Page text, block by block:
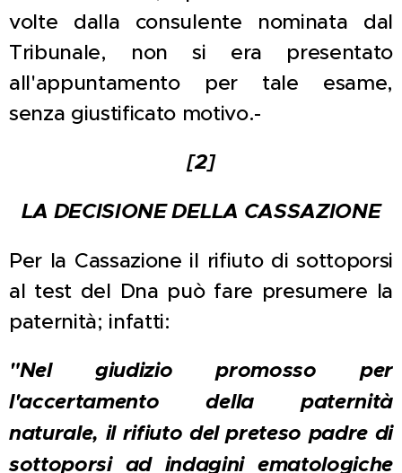
volte dalla consulente nominata dal
Tribunale, non si era presentato
all'appuntamento per tale esame,
senza giustificato motivo.-
[2]
LA DECISIONE DELLA CASSAZIONE
Per la Cassazione il rifiuto di sottoporsi
al test del Dna può fare presumere la
paternità; infatti:
"Nel giudizio promosso per
l'accertamento della paternità
naturale, il rifiuto del preteso padre di
sottoporsi ad indagini ematologiche